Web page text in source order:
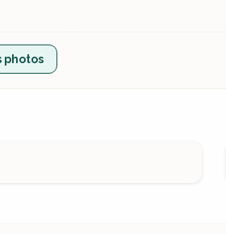
photos